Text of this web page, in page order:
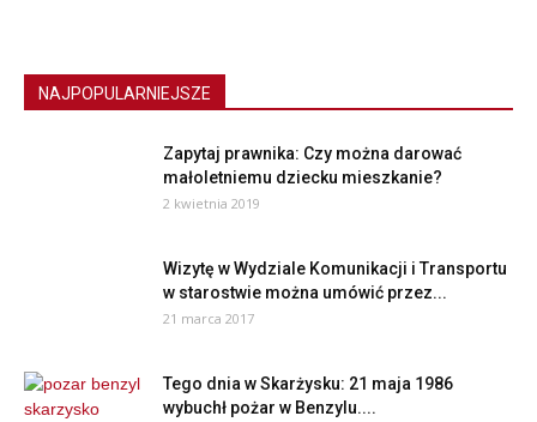
NAJPOPULARNIEJSZE
Zapytaj prawnika: Czy można darować
małoletniemu dziecku mieszkanie?
2 kwietnia 2019
Wizytę w Wydziale Komunikacji i Transportu
w starostwie można umówić przez...
21 marca 2017
Tego dnia w Skarżysku: 21 maja 1986
wybuchł pożar w Benzylu....